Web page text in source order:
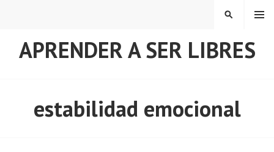
APRENDER A SER LIBRES
MENÚ
BUSCAR
estabilidad emocional